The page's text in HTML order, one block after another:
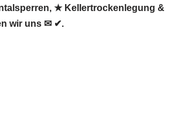
★ Kellertrockenlegung &
wir uns ✉ ✔.